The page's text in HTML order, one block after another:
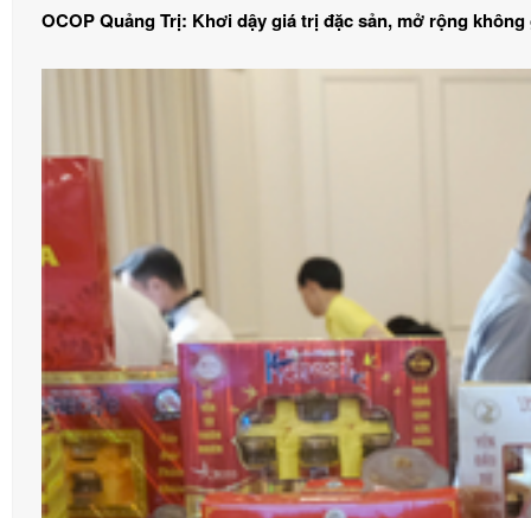
OCOP Quảng Trị: Khơi dậy giá trị đặc sản, mở rộng